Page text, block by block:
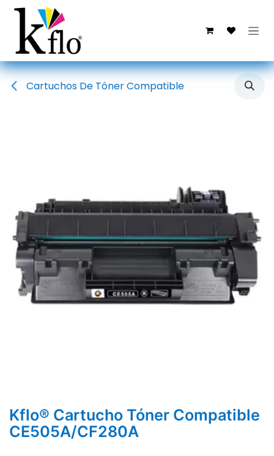
Ir al contenido
Cartuchos De Tóner Compatible
Kflo® Cartucho Tóner Compatible
CE505A/CF280A